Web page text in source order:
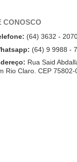
CONOSCO
(64) 3632 -
(64) 9 9988 -
Rua Said
Rio Claro. CEP